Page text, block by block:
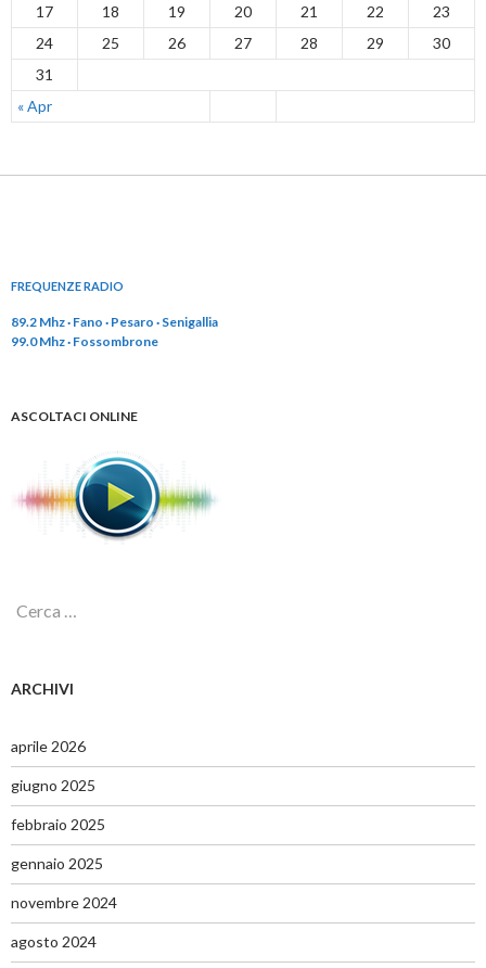
« Apr
17
18 19 20 21 22
23
24
25 26 27 28 29
30
31
FREQUENZE RADIO
89.2 Mhz · Fano · Pesaro · Senigallia
99.0 Mhz · Fossombrone
ASCOLTACI ONLINE
R
r
p
e
r
:
ARCHIVI
aprile 2026
giugno 2025
febbraio 2025
gennaio 2025
novembre 2024
agosto 2024